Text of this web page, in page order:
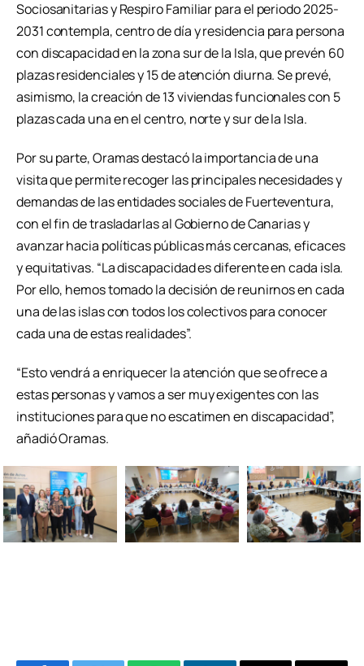
Sociosanitarias y Respiro Familiar para el periodo 2025-
2031 contempla, centro de día y residencia para persona
con discapacidad en la zona sur de la Isla, que prevén 60
plazas residenciales y 15 de atención diurna. Se prevé,
asimismo, la creación de 13 viviendas funcionales con 5
plazas cada una en el centro, norte y sur de la Isla.
Por su parte, Oramas destacó la importancia de una
visita que permite recoger las principales necesidades y
demandas de las entidades sociales de Fuerteventura,
con el fin de trasladarlas al Gobierno de Canarias y
avanzar hacia políticas públicas más cercanas, eficaces
y equitativas. “La discapacidad es diferente en cada isla.
Por ello, hemos tomado la decisión de reunirnos en cada
una de las islas con todos los colectivos para conocer
cada una de estas realidades”.
“Esto vendrá a enriquecer la atención que se ofrece a
estas personas y vamos a ser muy exigentes con las
instituciones para que no escatimen en discapacidad”,
añadió Oramas.